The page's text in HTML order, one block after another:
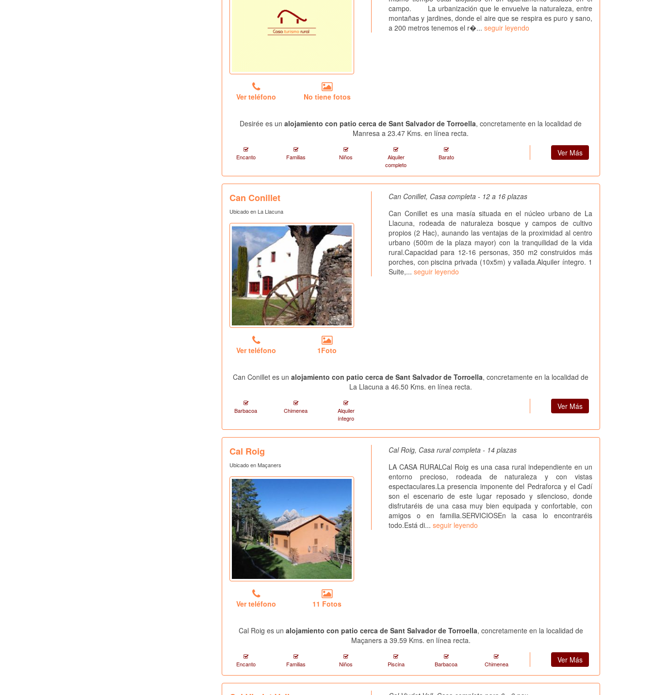
Ver teléfono No tiene fotos
campo. La urbanización que le envuelve la naturaleza, entre
montañas y jardines, donde el aire que se respira es puro y sano,
a 200 metros tenemos el r�... seguir leyendo
Desirée es unalojamiento con patio cerca de Sant Salvador de Torroella, concretamente en la localidad de
Manresa a 23.47 Kms. en línea recta.
Encanto Familias Niños
Alquiler
completo
Barato Ver Más
Can Conillet
Ubicado en La Llacuna
Ver teléfono 1Foto
Can Conillet, Casa completa - 12 a 16 plazas
Can Conillet es una masía situada en el núcleo urbano de La
Llacuna, rodeada de naturaleza bosque y campos de cultivo
propios (2 Hac), aunando las ventajas de la proximidad al centro
urbano (500m de la plaza mayor) con la tranquilidad de la vida
rural.Capacidad para 12-16 personas, 350 m2 construidos más
porches, con piscina privada (10x5m) y vallada.Alquiler íntegro. 1
Suite,... seguir leyendo
Can Conillet es unalojamiento con patio cerca de Sant Salvador de Torroella, concretamente en la localidad de
La Llacuna a 46.50 Kms. en línea recta.
Barbacoa Chimenea
Alquiler
íntegro
Ver Más
Cal Roig
Ubicado en Maçaners
Ver teléfono 11 Fotos
Cal Roig, Casa rural completa - 14 plazas
LA CASA RURALCal Roig es una casa rural independiente en un
entorno precioso, rodeada de naturaleza y con vistas
espectaculares.La presencia imponente del Pedraforca y el Cadí
son el escenario de este lugar reposado y silencioso, donde
disfrutaréis de una casa muy bien equipada y confortable, con
amigos o en familia.SERVICIOSEn la casa lo encontraréis
todo.Está di... seguir leyendo
Cal Roig es un alojamiento con patio cerca de Sant Salvador de Torroella, concretamente en la localidad de
Maçaners a 39.59 Kms. en línea recta.
Encanto Familias Niños Piscina Barbacoa Chimenea Ver Más